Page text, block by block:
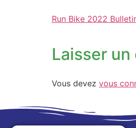
Run Bike 2022
Laisser
Vous devez vous